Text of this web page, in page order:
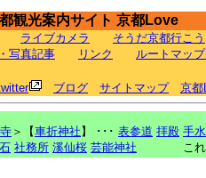
観光案内サイト 京都Love
ライブカメラ
そうだ京都行こう
写真記事 リンク
ルートマッ
ブログ サイトマップ 京都
＞【車折神社 】 ･･･ 表参道 拝殿 手
社務所 溪仙桜 芸能神社 こ